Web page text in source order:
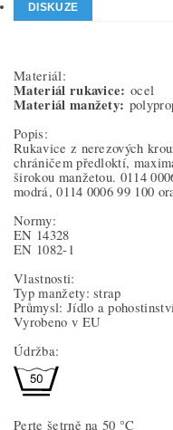
DISKUZE
Materiál:
Materiál rukavice: ocel
Materiál manžety:
Popis:
Rukavice z nerezových
chráničem předloktí,
širokou manžetou. 0114
modrá, 0114 0006 99 100
Normy:
EN 14328
EN 1082-1
Vlastnosti:
Typ manžety: strap
Průmysl: Jídlo a
Vyrobeno v EU
Údržba:
Perte šetrně na 50 °C